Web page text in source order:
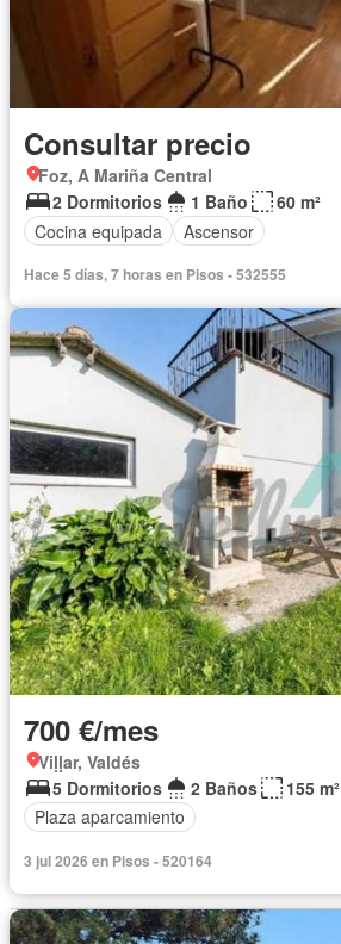
Consultar precio
Foz, A Mariña Central
2 Dormitorios
1 Baño
60 m²
Cocina equipada
Ascensor
Hace 5 días, 7 horas en Pisos - 532555
700 €/mes
Viḷḷar, Valdés
5 Dormitorios
2 Baños
155 m²
Plaza aparcamiento
3 jul 2026 en Pisos - 520164